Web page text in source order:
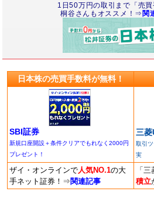
1日50万円の取引まで「売
桐谷さんもオススメ！⇒ 関
日本株の売買手数料が無料！
SBI証券
新規口座開設＋条件クリアでもれなく2000円
プレゼント！
三
取引
実
ザイ・オンラインで 人気NO.1の大
手ネット証券！ ⇒関連記事
「
積立